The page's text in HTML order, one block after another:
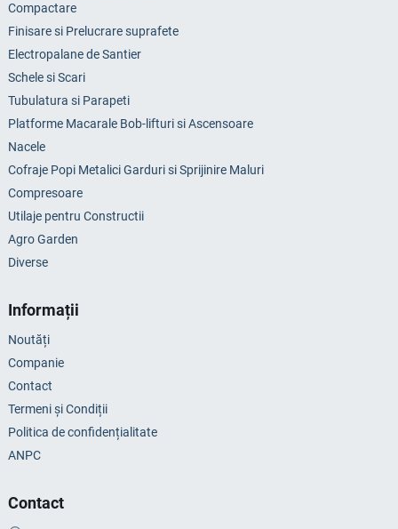
Compactare
Finisare si Prelucrare suprafete
Electropalane de Santier
Schele si Scari
Tubulatura si Parapeti
Platforme Macarale Bob-lifturi si Ascensoare
Nacele
Cofraje Popi Metalici Garduri si Sprijinire Maluri
Compresoare
Utilaje pentru Constructii
Agro Garden
Diverse
Informații
Noutăți
Companie
Contact
Termeni și Condiții
Politica de confidențialitate
ANPC
Contact